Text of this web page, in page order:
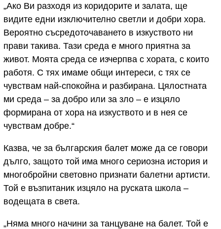
„Ако Ви разходя из коридорите и залата, ще
видите едни изключително светли и добри хора.
Вероятно съсредоточаването в изкуството ни
прави такива. Тази среда е много приятна за
живот. Моята среда се изчерпва с хората, с които
работя. С тях имаме общи интереси, с тях се
чувствам най-спокойна и разбирана. Цялостната
ми среда – за добро или за зло – е изцяло
формирана от хора на изкуството и в нея се
чувствам добре.“
Казва, че за българския балет може да се говори
дълго, защото той има много сериозна история и
многобройни световно признати балетни артисти.
Той е възпитаник изцяло на руската школа –
водещата в света.
„Няма много начини за танцуване на балет. Той е